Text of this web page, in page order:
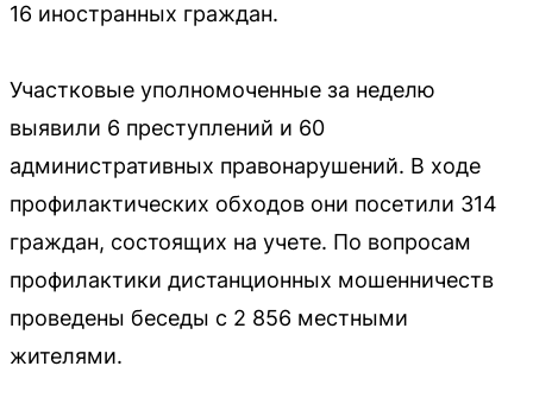
16 иностранных граждан.
Участковые уполномоченные за неделю
выявили 6 преступлений и 60
административных правонарушений. В ходе
профилактических обходов они посетили 314
граждан, состоящих на учете. По вопросам
профилактики дистанционных мошенничеств
проведены беседы с 2 856 местными
жителями.